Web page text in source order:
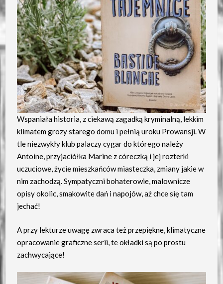
Wspaniała historia, z ciekawą zagadką kryminalną, lekkim
klimatem grozy starego domu i pełnią uroku Prowansji. W
tle niezwykły klub palaczy cygar do którego należy
Antoine, przyjaciółka Marine z córeczką i jej rozterki
uczuciowe, życie mieszkańców miasteczka, zmiany jakie w
nim zachodzą. Sympatyczni bohaterowie, malownicze
opisy okolic, smakowite dań i napojów, aż chce się tam
jechać!
A przy lekturze uwagę zwraca też przepiękne, klimatyczne
opracowanie graficzne serii, te okładki są po prostu
zachwycające!